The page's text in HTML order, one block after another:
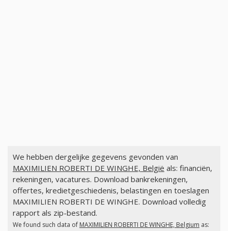
We hebben dergelijke gegevens gevonden van
MAXIMILIEN ROBERTI DE WINGHE, België als: financiën,
rekeningen, vacatures. Download bankrekeningen,
offertes, kredietgeschiedenis, belastingen en toeslagen
MAXIMILIEN ROBERTI DE WINGHE. Download volledig
rapport als zip-bestand.
We found such data of MAXIMILIEN ROBERTI DE WINGHE, Belgium as: